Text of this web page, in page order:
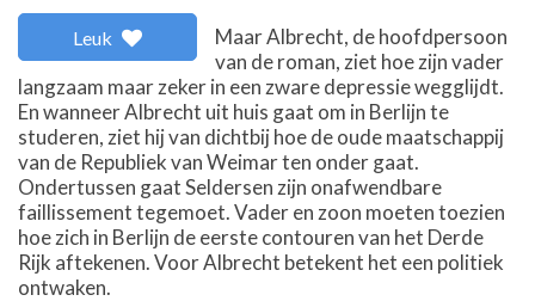
Leuk
Maar Albrecht, de hoofdpersoon
van de roman, ziet hoe zijn vader
langzaam maar zeker in een zware depressie wegglijdt.
En wanneer Albrecht uit huis gaat om in Berlijn te
studeren, ziet hij van dichtbij hoe de oude maatschappij
van de Republiek van Weimar ten onder gaat.
Ondertussen gaat Seldersen zijn onafwendbare
faillissement tegemoet. Vader en zoon moeten toezien
hoe zich in Berlijn de eerste contouren van het Derde
Rijk aftekenen. Voor Albrecht betekent het een politiek
ontwaken.